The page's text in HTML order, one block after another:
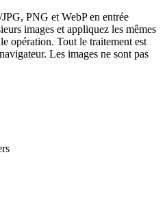
PNG et WebP en entrée
images et appliquez les mêmes
opération. Tout le traitement est
Les images ne sont pas